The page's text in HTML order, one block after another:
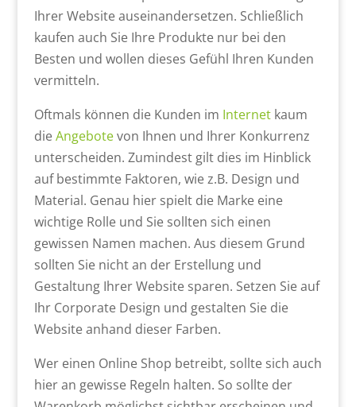
Ihrer Website auseinandersetzen. Schließlich
kaufen auch Sie Ihre Produkte nur bei den
Besten und wollen dieses Gefühl Ihren Kunden
vermitteln.
Oftmals können die Kunden im Internetkaum
dieAngebotevon Ihnen und Ihrer Konkurrenz
unterscheiden. Zumindest gilt dies im Hinblick
auf bestimmte Faktoren, wie z.B. Design und
Material. Genau hier spielt die Marke eine
wichtige Rolle und Sie sollten sich einen
gewissen Namen machen. Aus diesem Grund
sollten Sie nicht an der Erstellung und
Gestaltung Ihrer Website sparen. Setzen Sie auf
Ihr Corporate Design und gestalten Sie die
Website anhand dieser Farben.
Wer einen Online Shop betreibt, sollte sich auch
hier an gewisse Regeln halten. So sollte der